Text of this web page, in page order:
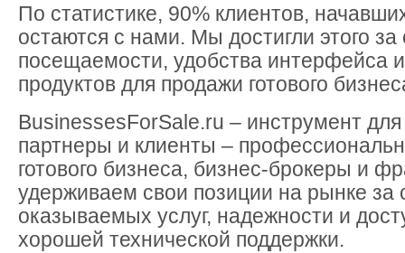
По статистике, 90% клиентов,
остаются с нами. Мы достигли этого за
посещаемости, удобства интерфейса
продуктов для продажи готового
BusinessesForSale.ru – инструмент
партнеры и клиенты –
готового бизнеса, бизнес-брокеры и
удерживаем свои позиции на рынке за
оказываемых услуг, надежности и
хорошей технической поддержки.